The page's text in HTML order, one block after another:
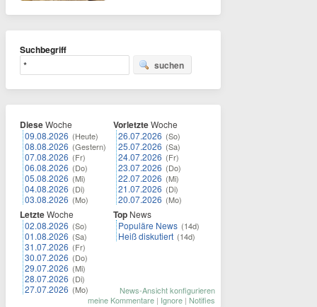
Suchbegriff
suchen
DieseWoche
09.08.2026 (Heute)
08.08.2026 (Gestern)
07.08.2026 (Fr)
06.08.2026 (Do)
05.08.2026 (Mi)
04.08.2026 (Di)
03.08.2026 (Mo)
LetzteWoche
02.08.2026 (So)
01.08.2026 (Sa)
31.07.2026 (Fr)
30.07.2026 (Do)
29.07.2026 (Mi)
28.07.2026 (Di)
27.07.2026 (Mo)
VorletzteWoche
26.07.2026 (So)
25.07.2026 (Sa)
24.07.2026 (Fr)
23.07.2026 (Do)
22.07.2026 (Mi)
21.07.2026 (Di)
20.07.2026 (Mo)
Top News
Populäre News (14d)
Heiß diskutiert (14d)
News-Ansicht konfigurieren
meine Kommentare | Ignore | Notifies